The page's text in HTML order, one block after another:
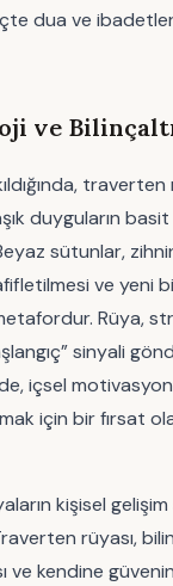
dua ve
ve
traverten
duyguların
sütunlar,
ve yeni bir
Rüya,
sinyali
içsel
için bir fırsat
kişisel
rüyası,
ve kendine